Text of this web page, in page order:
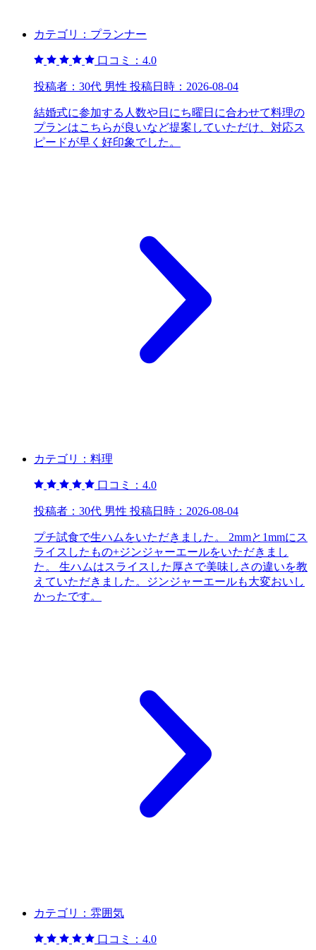
カテゴリ： プランナー
口コミ： 4.0
投稿者： 30代 男性 投稿日時： 2026-08-04
結婚式に参加する人数や日にち曜日に合わせて料理の
プランはこちらが良いなど提案していただけ、対応ス
ピードが早く好印象でした。
カテゴリ： 料理
口コミ： 4.0
投稿者： 30代 男性 投稿日時： 2026-08-04
プチ試食で生ハムをいただきました。 2mmと1mmにス
ライスしたもの+ジンジャーエールをいただきまし
た。 生ハムはスライスした厚さで美味しさの違いを教
えていただきました。ジンジャーエールも大変おいし
かったです。
カテゴリ： 雰囲気
口コミ： 4.0